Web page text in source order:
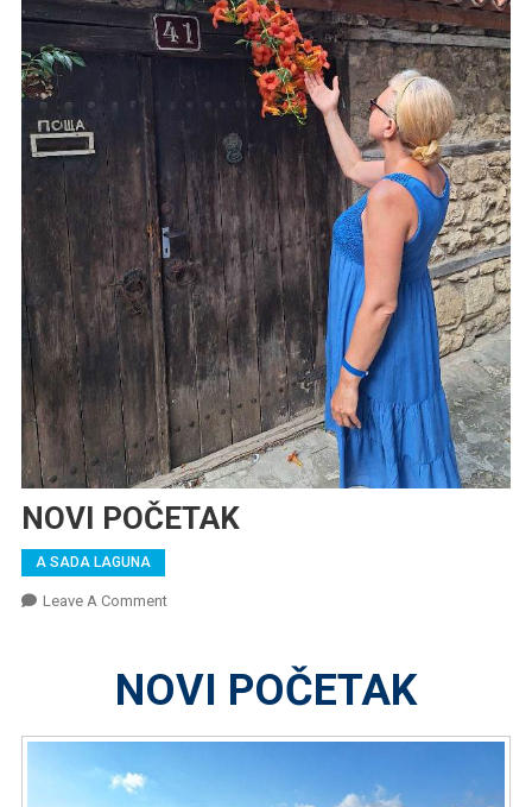
NOVI POČETAK
A SADA LAGUNA
Leave A CommentOn
NOVI POČETAK